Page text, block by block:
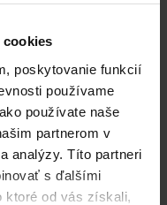
poskytovanie funkcií
používame
používate naše
partnerom v
analýzy. Títo partneri
s ďalšími
ktoré od vás získali,